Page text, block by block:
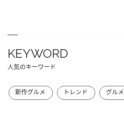
KEYWORD
人気のキーワード
新作グルメ トレンド グルメ